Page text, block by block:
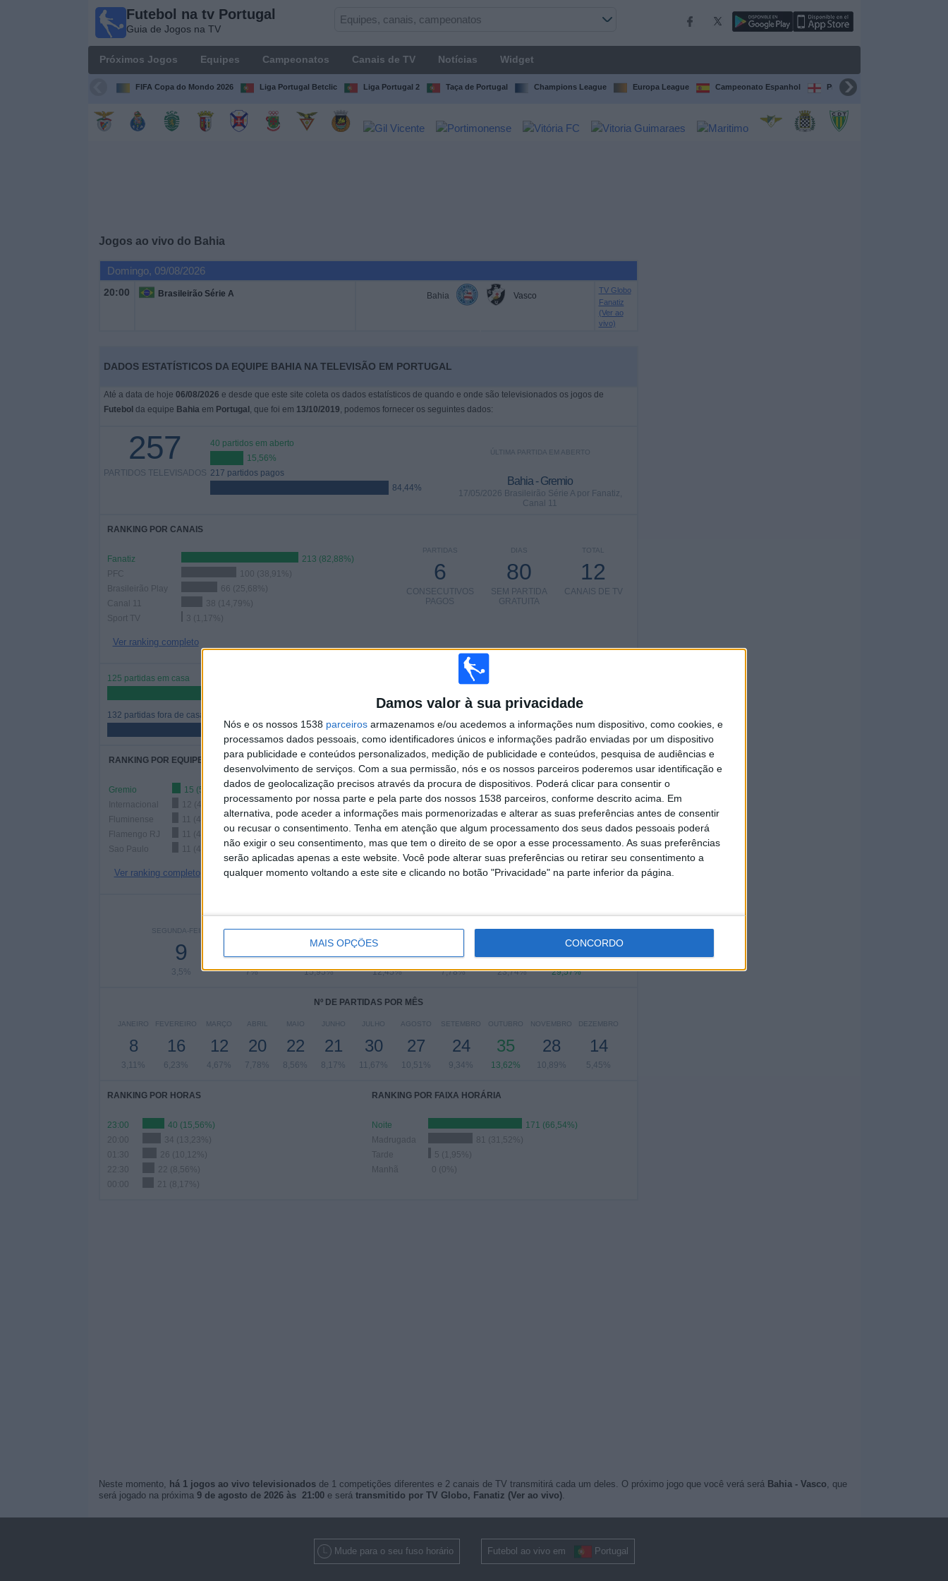
Damos valor à sua privacidade
Nós e os nossos 1538 parceiros armazenamos e/ou acedemos a informações num dispositivo, como cookies, e
processamos dados pessoais, como identificadores únicos e informações padrão enviadas por um dispositivo
para publicidade e conteúdos personalizados, medição de publicidade e conteúdos, pesquisa de audiências e
desenvolvimento de serviços. Com a sua permissão, nós e os nossos parceiros poderemos usar identificação e
dados de geolocalização precisos através da procura de dispositivos. Poderá clicar para consentir o
processamento por nossa parte e pela parte dos nossos 1538 parceiros, conforme descrito acima. Em
alternativa, pode aceder a informações mais pormenorizadas e alterar as suas preferências antes de consentir
ou recusar o consentimento. Tenha em atenção que algum processamento dos seus dados pessoais poderá
não exigir o seu consentimento, mas que tem o direito de se opor a esse processamento. As suas preferências
serão aplicadas apenas a este website. Você pode alterar suas preferências ou retirar seu consentimento a
qualquer momento voltando a este site e clicando no botão "Privacidade" na parte inferior da página.
MAIS OPÇÕES CONCORDO
Futebol na tv Portugal
Guia de Jogos na TV
Próximos Jogos Equipes Campeonatos Canais de TV Notícias Widget
FIFA Copa do Mondo 2026 Liga Portugal Betclic Liga Portugal 2 Taça de Portugal Champions League Europa League Campeonato Espanhol Premier League
Jogos ao vivo do Bahia
Domingo, 09/08/2026
20:00 Brasileirão Série A Bahia Vasco
TV Globo
Fanatiz
(Ver ao
vivo)
DADOS ESTATÍSTICOS DA EQUIPE BAHIA NA TELEVISÃO EM PORTUGAL
Até a data de hoje 06/08/2026 e desde que este site coleta os dados estatísticos de quando e onde são televisionados os jogos de
Futebol da equipe Bahiaem Portugal , que foi em 13/10/2019, podemos fornecer os seguintes dados:
257
PARTIDOS TELEVISADOS
40 partidos em aberto
15,56%
217 partidos pagos
84,44%
ÚLTIMA PARTIDA EM ABERTO
Bahia - Gremio
17/05/2026 Brasileirão Série A por Fanatiz,
Canal 11
RANKING POR CANAIS
Fanatiz
213 (82,88%)
PFC
100 (38,91%)
Brasileirão Play
66 (25,68%)
Canal 11
38 (14,79%)
Sport TV
3 (1,17%)
Ver ranking completo
TOTAL
12
CANAIS DE TV
DIAS
80
SEM PARTIDA
GRATUITA
PARTIDAS
6
CONSECUTIVOS
PAGOS
125 partidas em casa
132 partidas fora de casa
51,36%
RIVAIS
15
VS Gremio
TOTAL
6
COMPETIÇÕES
RANKING POR EQUIPES
Gremio
15 (5,84%)
Internacional
12 (4,67%)
Fluminense
11 (4,28%)
Flamengo RJ
11 (4,28%)
Sao Paulo
11 (4,28%)
Ver ranking completo
RANKING POR COMPETIÇÕES
Brasileirão Série A
181 (70,43%)
Brasileirão Série B
38 (14,79%)
Copa do Brasil
15 (5,84%)
Copa Libertadores
12 (4,67%)
Copa Sul-Americana
6 (2,33%)
Ver ranking completo
SEGUNDA-FEIRA
9
3,5%
TERÇA-FEIRA
18
7%
QUARTA-FEIRA
41
15,95%
QUINTA-FEIRA
32
12,45%
SEXTA-FEIRA
20
7,78%
SÁBADO
61
23,74%
DOMINGO
76
29,57%
Nº DE PARTIDAS POR MÊS
JANEIRO
8
3,11%
FEVEREIRO
16
6,23%
MARÇO
12
4,67%
ABRIL
20
7,78%
MAIO
22
8,56%
JUNHO
21
8,17%
JULHO
30
11,67%
AGOSTO
27
10,51%
SETEMBRO
24
9,34%
OUTUBRO
35
13,62%
NOVEMBRO
28
10,89%
DEZEMBRO
14
5,45%
RANKING POR HORAS
23:00
40 (15,56%)
20:00
34 (13,23%)
01:30
26 (10,12%)
22:30
22 (8,56%)
21 (8,17%)
RANKING POR FAIXA HORÁRIA
Noite
171 (66,54%)
Madrugada
81 (31,52%)
Tarde
5 (1,95%)
Manhã
0 (0%)
Neste momento, há 1 jogos ao vivo televisionadosde 1 competições diferentes e 2 canais de TV transmitirá cada um deles. O próximo jogo que você verá será Bahia - Vasco, que
será jogado na próxima 9 de agosto de 2026 às 21:00e será transmitido por TV Globo, Fanatiz (Ver ao vivo).
Mude para o seu fuso horário Futebol ao vivo em Portugal
Portugal
Jogos na TV